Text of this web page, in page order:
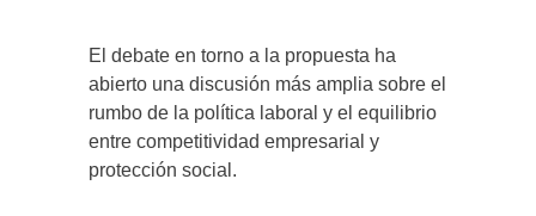
El debate en torno a la propuesta ha
abierto una discusión más amplia sobre el
rumbo de la política laboral y el equilibrio
entre competitividad empresarial y
protección social.